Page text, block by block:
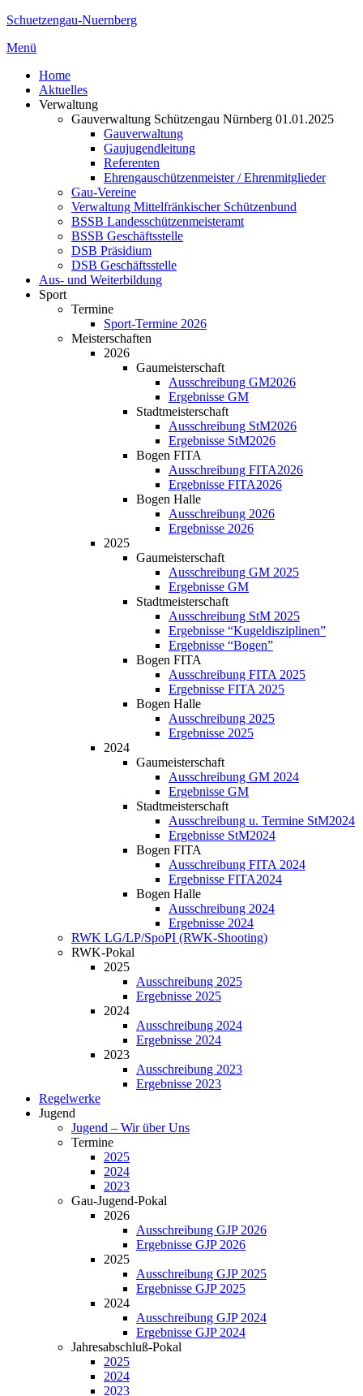
Zum
springen
Schuetzengau-Nuernberg
Menü
Home
Aktuelles
Verwaltung
Gauverwaltung Schützengau Nürnberg 01.01.2025
Gauverwaltung
Gaujugendleitung
Referenten
Ehrengauschützenmeister / Ehrenmitglieder
Gau-Vereine
Verwaltung Mittelfränkischer Schützenbund
BSSB Landesschützenmeisteramt
BSSB Geschäftsstelle
DSB Präsidium
DSB Geschäftsstelle
Aus- und Weiterbildung
Sport
Termine
Sport-Termine 2026
Meisterschaften
2026
Gaumeisterschaft
Ausschreibung GM2026
Ergebnisse GM
Stadtmeisterschaft
Ausschreibung StM2026
Ergebnisse StM2026
Bogen FITA
Ausschreibung FITA2026
Ergebnisse FITA2026
Bogen Halle
Ausschreibung 2026
Ergebnisse 2026
2025
Gaumeisterschaft
Ausschreibung GM 2025
Ergebnisse GM
Stadtmeisterschaft
Ausschreibung StM 2025
Ergebnisse “Kugeldisziplinen”
Ergebnisse “Bogen”
Bogen FITA
Ausschreibung FITA 2025
Ergebnisse FITA 2025
Bogen Halle
Ausschreibung 2025
Ergebnisse 2025
2024
Gaumeisterschaft
Ausschreibung GM 2024
Ergebnisse GM
Stadtmeisterschaft
Ausschreibung u. Termine StM2024
Ergebnisse StM2024
Bogen FITA
Ausschreibung FITA 2024
Ergebnisse FITA2024
Bogen Halle
Ausschreibung 2024
Ergebnisse 2024
RWK LG/LP/SpoPI (RWK-Shooting)
RWK-Pokal
2025
Ausschreibung 2025
Ergebnisse 2025
2024
Ausschreibung 2024
Ergebnisse 2024
2023
Ausschreibung 2023
Ergebnisse 2023
Regelwerke
Jugend
Jugend – Wir über Uns
Termine
2025
2024
2023
Gau-Jugend-Pokal
2026
Ausschreibung GJP 2026
Ergebnisse GJP 2026
2025
Ausschreibung GJP 2025
Ergebnisse GJP 2025
2024
Ausschreibung GJP 2024
Ergebnisse GJP 2024
Jahresabschluß-Pokal
2025
2024
2023